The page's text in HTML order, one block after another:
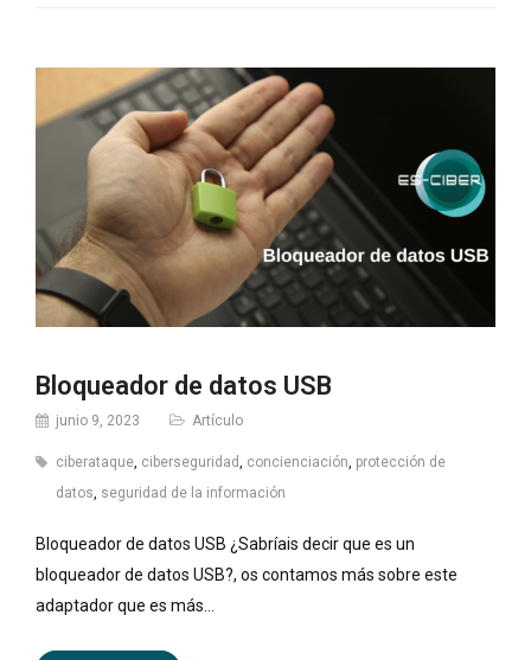
Bloqueador de datos USB
junio 9, 2023 Artículo
ciberataque, ciberseguridad, concienciación, protección de
datos, seguridad de la información
Bloqueador de datos USB ¿Sabríais decir que es un
bloqueador de datos USB?, os contamos más sobre este
adaptador que es más…